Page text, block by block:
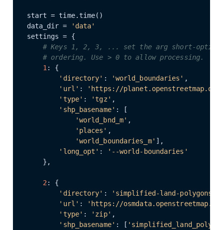
start = time.time()
data_dir =
'data'
settings = {
# Keys 1, 2, 3, ... set the arg short-options
# ordering. Use > 0 to allow processing.
1 : {
'directory' : 'world_boundaries' ,
'url' :
'https://
'type' : 'tgz' ,
'shp_basename' : [
'world_bnd_m' ,
'places' ,
'world_boundaries_m' ],
'long_opt' :
'--world-boundaries'
    },
2: {
'directory' :
'simplified-land-polygons-
'url' :
'https://
'type' : 'zip' ,
'shp_basename' : [